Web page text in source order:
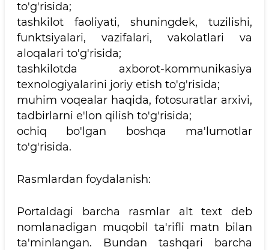
to'g'risida;
tashkilot faoliyati, shuningdek, tuzilishi,
funktsiyalari, vazifalari, vakolatlari va
aloqalari to'g'risida;
tashkilotda axborot-kommunikasiya
texnologiyalarini joriy etish to'g'risida;
muhim voqealar haqida, fotosuratlar arxivi,
tadbirlarni e'lon qilish to'g'risida;
ochiq bo'lgan boshqa ma'lumotlar
to'g'risida.
Rasmlardan foydalanish:
Portaldagi barcha rasmlar alt text deb
nomlanadigan muqobil ta'rifli matn bilan
ta'minlangan. Bundan tashqari barcha